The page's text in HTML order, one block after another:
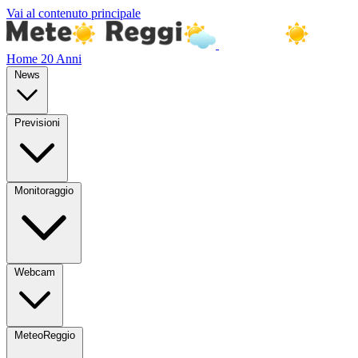
Vai al contenuto principale
Home 20 Anni
News
Previsioni
Monitoraggio
Webcam
MeteoReggio